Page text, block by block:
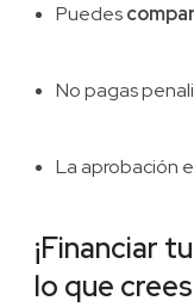
Puedes
No pagas
La aprobación
¡Financiar
lo que